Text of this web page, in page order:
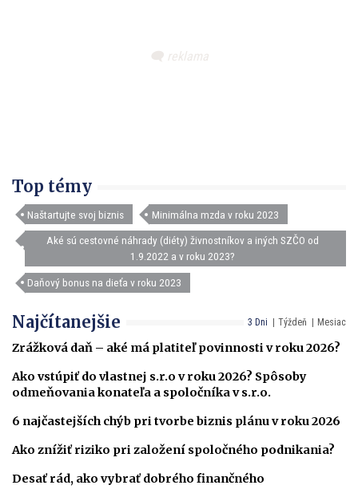
Top témy
Naštartujte svoj biznis Minimálna mzda v roku 2023
Aké sú cestovné náhrady (diéty) živnostníkov a iných SZČO od
1.9.2022 a v roku 2023?
Daňový bonus na dieťa v roku 2023
3 Dni Týždeň Mesiac
Najčítanejšie
Zrážková daň – aké má platiteľ povinnosti v roku 2026?
Ako vstúpiť do vlastnej s.r.o v roku 2026? Spôsoby
odmeňovania konateľa a spoločníka v s.r.o.
6 najčastejších chýb pri tvorbe biznis plánu v roku 2026
Ako znížiť riziko pri založení spoločného podnikania?
Desať rád, ako vybrať dobrého finančného